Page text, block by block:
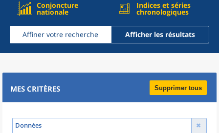
Conjoncture
nationale
Indices et séries
chronologiques
Affiner votre recherche Afficher les résultats
MES CRITÈRES Supprimer tous
Données